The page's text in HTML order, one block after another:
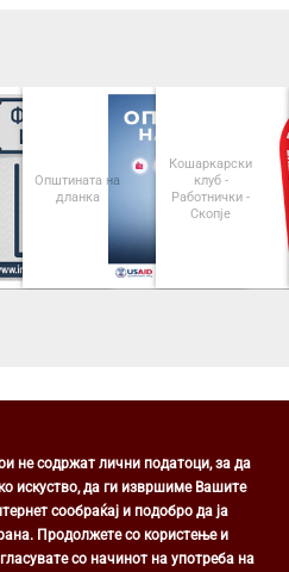
Општината на
дланка
Кошаркарски
клуб -
Работнички -
Скопје
Центар
бр. 1, Скопје
не содржат лични податоци, за да
искуство, да ги извршиме Вашите
сообраќај и подобро да ја
Продолжете со користење и
со начинот на употреба на